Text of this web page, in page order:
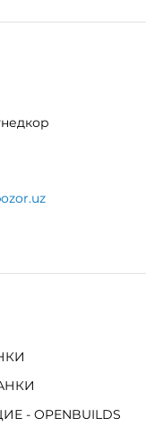
- OPENBUILDS